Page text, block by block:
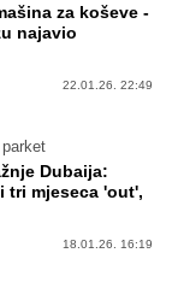
za koševe -
najavio
22.01.26. 22:49
Dubaija:
tri mjeseca 'out',
18.01.26. 16:19